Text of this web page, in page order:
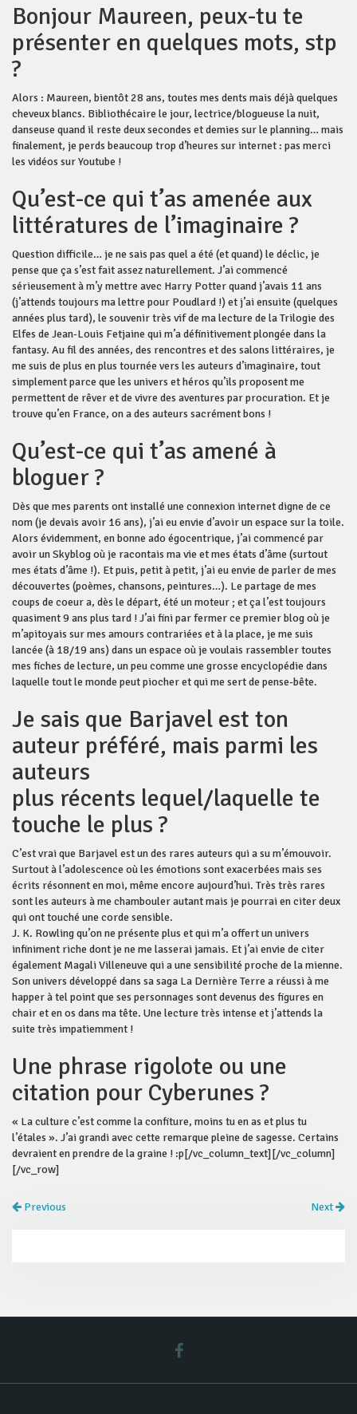
Bonjour Maureen, peux-tu te
présenter en quelques mots, stp
?
Alors : Maureen, bientôt 28 ans, toutes mes dents mais déjà quelques
cheveux blancs. Bibliothécaire le jour, lectrice/blogueuse la nuit,
danseuse quand il reste deux secondes et demies sur le planning… mais
finalement, je perds beaucoup trop d’heures sur internet : pas merci
les vidéos sur Youtube !
Qu’est-ce qui t’as amenée aux
littératures de l’imaginaire ?
Question difficile… je ne sais pas quel a été (et quand) le déclic, je
pense que ça s’est fait assez naturellement. J’ai commencé
sérieusement à m’y mettre avec Harry Potter quand j’avais 11 ans
(j’attends toujours ma lettre pour Poudlard !) et j’ai ensuite (quelques
années plus tard), le souvenir très vif de ma lecture de la Trilogie des
Elfes de Jean-Louis Fetjaine qui m’a définitivement plongée dans la
fantasy. Au fil des années, des rencontres et des salons littéraires, je
me suis de plus en plus tournée vers les auteurs d’imaginaire, tout
simplement parce que les univers et héros qu’ils proposent me
permettent de rêver et de vivre des aventures par procuration. Et je
trouve qu’en France, on a des auteurs sacrément bons !
Qu’est-ce qui t’as amené à
bloguer ?
Dès que mes parents ont installé une connexion internet digne de ce
nom (je devais avoir 16 ans), j’ai eu envie d’avoir un espace sur la toile.
Alors évidemment, en bonne ado égocentrique, j’ai commencé par
avoir un Skyblog où je racontais ma vie et mes états d’âme (surtout
mes états d’âme !). Et puis, petit à petit, j’ai eu envie de parler de mes
découvertes (poèmes, chansons, peintures…). Le partage de mes
coups de coeur a, dès le départ, été un moteur ; et ça l’est toujours
quasiment 9 ans plus tard ! J’ai fini par fermer ce premier blog où je
m’apitoyais sur mes amours contrariées et à la place, je me suis
lancée (à 18/19 ans) dans un espace où je voulais rassembler toutes
mes fiches de lecture, un peu comme une grosse encyclopédie dans
laquelle tout le monde peut piocher et qui me sert de pense-bête.
Je sais que Barjavel est ton
auteur préféré, mais parmi les
auteurs
plus récents lequel/laquelle te
touche le plus ?
C’est vrai que Barjavel est un des rares auteurs qui a su m’émouvoir.
Surtout à l’adolescence où les émotions sont exacerbées mais ses
écrits résonnent en moi, même encore aujourd’hui. Très très rares
sont les auteurs à me chambouler autant mais je pourrai en citer deux
qui ont touché une corde sensible.
J. K. Rowling qu’on ne présente plus et qui m’a offert un univers
infiniment riche dont je ne me lasserai jamais. Et j’ai envie de citer
également Magali Villeneuve qui a une sensibilité proche de la mienne.
Son univers développé dans sa saga La Dernière Terre a réussi à me
happer à tel point que ses personnages sont devenus des figures en
chair et en os dans ma tête. Une lecture très intense et j’attends la
suite très impatiemment !
Une phrase rigolote ou une
citation pour Cyberunes ?
« La culture c’est comme la confiture, moins tu en as et plus tu
l’étales ». J’ai grandi avec cette remarque pleine de sagesse. Certains
devraient en prendre de la graine ! :p[/vc_column_text][/vc_column]
[/vc_row]
Previous Next